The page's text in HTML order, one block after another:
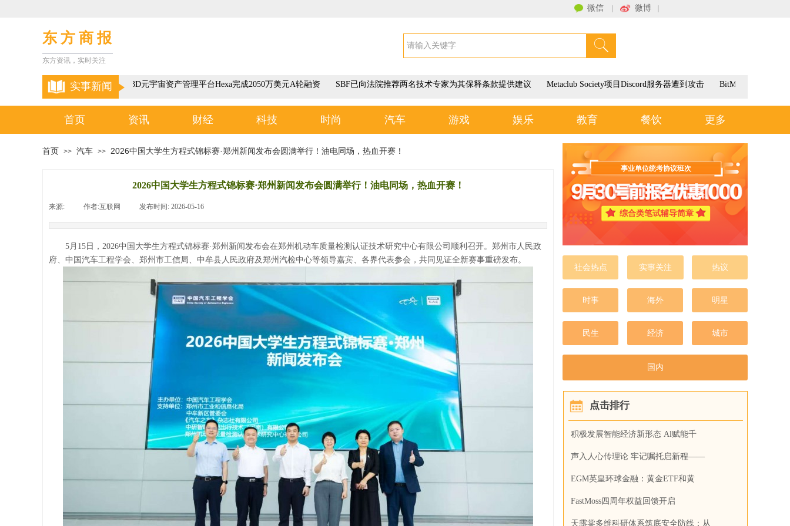
微博
微信
以色列3D元宇宙资产管理平台Hexa完成2050万美元A轮融资 SBF已向法院推荐两名技术专家为其保释条款提供建议 Metaclub Society项目Discord服务器遭到攻击 BitMEX将于3月9日
东 方 商 报
实事新闻
东方资讯，实时关注
首页 资讯 财经 科技 时尚 汽车 游戏 娱乐 教育 餐饮 更多
首页 >> 汽车 >> 2026中国大学生方程式锦标赛·郑州新闻发布会圆满举行！油电同场，热血开赛！
事业单位统考协议班次
2026中国大学生方程式锦标赛·郑州新闻发布会圆满举行！油电同场，热血开赛！
来源: 作者:互联网 发布时间: 2026-05-16
5月15日，2026中国大学生方程式锦标赛·郑州新闻发布会在郑州机动车质量检测认证技术研究中心有限公司顺利召开。郑州市人民政
府、中国汽车工程学会、郑州市工信局、中牟县人民政府及郑州汽检中心等领导嘉宾、各界代表参会，共同见证全新赛事重磅发布。
综合类笔试辅导简章
热议
实事关注
社会热点
时事 海外 明星
城市
民生 经济
国内
点击排行
积极发展智能经济新形态 Al赋能千
声入人心传理论 牢记嘱托启新程——
EGM英皇环球金融：黄金ETF和黄
FastMoss四周年权益回馈开启
天露棠多维科研体系筑底安全防线：从